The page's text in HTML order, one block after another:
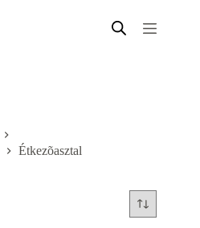
Étkezõasztal